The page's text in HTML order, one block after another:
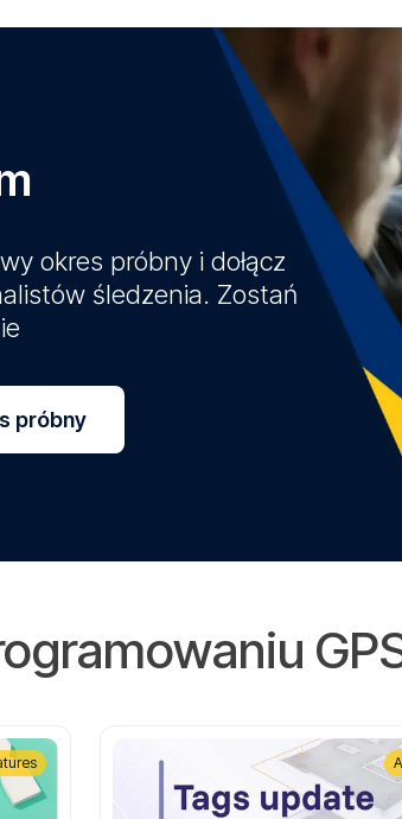
okres próbny i dołącz
śledzenia. Zostań
próbny